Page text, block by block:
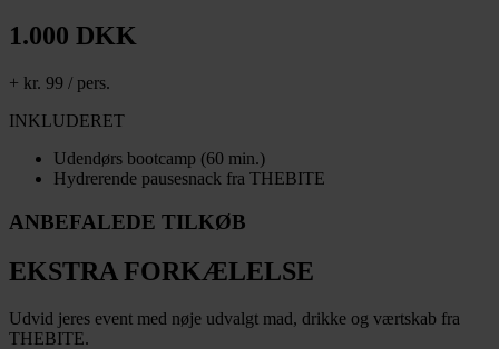
1.000 DKK
+ kr. 99 / pers.
INKLUDERET
Udendørs bootcamp (60 min.)
Hydrerende pausesnack fra THEBITE
ANBEFALEDE TILKØB
EKSTRA FORKÆLELSE
Udvid jeres event med nøje udvalgt mad, drikke og værtskab fra
THEBITE.